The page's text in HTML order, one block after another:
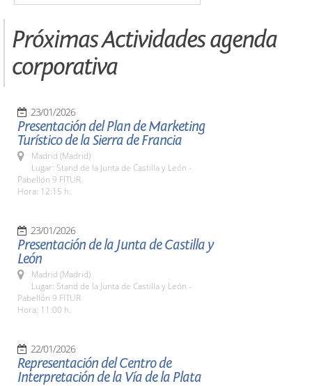
Próximas Actividades agenda
corporativa
23/01/2026
Presentación del Plan de Marketing
Turístico de la Sierra de Francia
Madrid (Madrid)
Lugar: Stand de la Junta de Castilla y León -
Pabellón 9 FITUR
Hora: 12:15 h.
23/01/2026
Presentación de la Junta de Castilla y
León
Madrid (Madrid)
Lugar: Stand de la Junta de Castilla y León -
Pabellón 9 FITUR
Hora: 11:00 h.
22/01/2026
Representación del Centro de
Interpretación de la Vía de la Plata